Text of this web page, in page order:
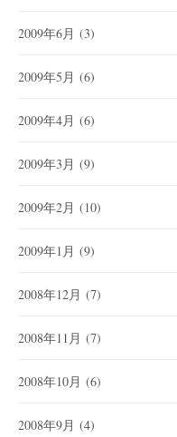
2009年6月 (3)
2009年5月 (6)
2009年4月 (6)
2009年3月 (9)
2009年2月 (10)
2009年1月 (9)
2008年12月 (7)
2008年11月 (7)
2008年10月 (6)
2008年9月 (4)